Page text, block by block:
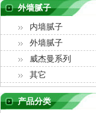
外墙腻子
内墙腻子
外墙腻子
威杰曼系列
其它
产品分类